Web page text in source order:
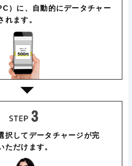
）に、自動的にデータチャー
れます。
択してデータチャージが完
ただけます。